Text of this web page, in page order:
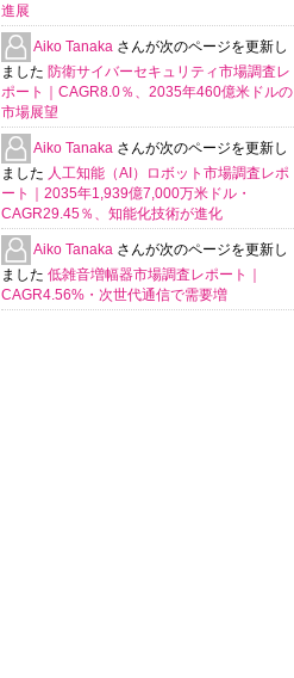
進展
Aiko Tanaka さんが次のページを更新し
ました 防衛サイバーセキュリティ市場調査レ
ポート｜CAGR8.0％、2035年460億米ドルの
市場展望
Aiko Tanaka さんが次のページを更新し
ました 人工知能（AI）ロボット市場調査レポ
ート｜2035年1,939億7,000万米ドル・
CAGR29.45％、知能化技術が進化
Aiko Tanaka さんが次のページを更新し
ました 低雑音増幅器市場調査レポート｜
CAGR4.56%・次世代通信で需要増